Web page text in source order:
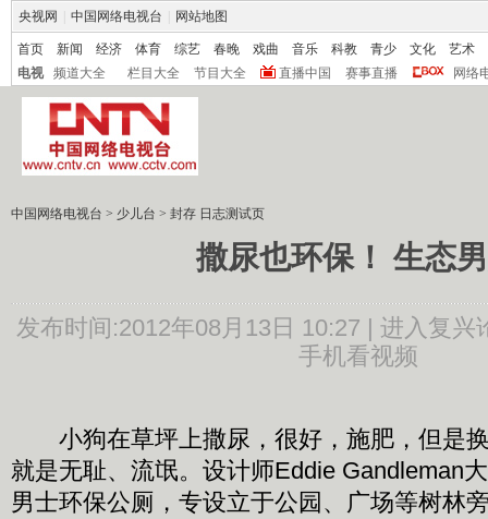
央视网 中国网络电视台 网站地图
首页 新闻 经济 体育 综艺 春晚 戏曲 音乐 科教 青少 文化
艺术
电视
频道大全 栏目大全 节目大全 直播中国 赛事直播 网络
中国网络电视台 > 少儿台 > 封存 日志测试页
撒尿也环保！ 生态
发布时间:2012年08月13日 10:27 | 进入复兴
手机看视频
小狗在草坪上撒尿，很好，施肥，但是
就是无耻、流氓。设计师Eddie Gandleman
男士环保公厕，专设立于公园、广场等树林